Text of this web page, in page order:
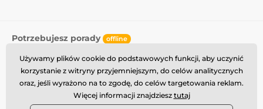
Potrzebujesz porady offline
Obsługa klienta jest dostępna
info@momanio.pl
Gdzie nas znaleźć
Używamy plików cookie do podstawowych funkcji, aby uczynić
korzystanie z witryny przyjemniejszym, do celów analitycznych
oraz, jeśli wyrażono na to zgodę, do celów targetowania reklam.
Więcej informacji znajdziesz tutaj